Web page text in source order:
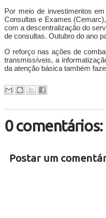
Por meio de investimentos
Consultas e Exames
com a descentralização do
de consultas. Outubro do ano
O reforço nas ações de
transmissíveis, a
da atenção básica também
0 comentários:
Postar um